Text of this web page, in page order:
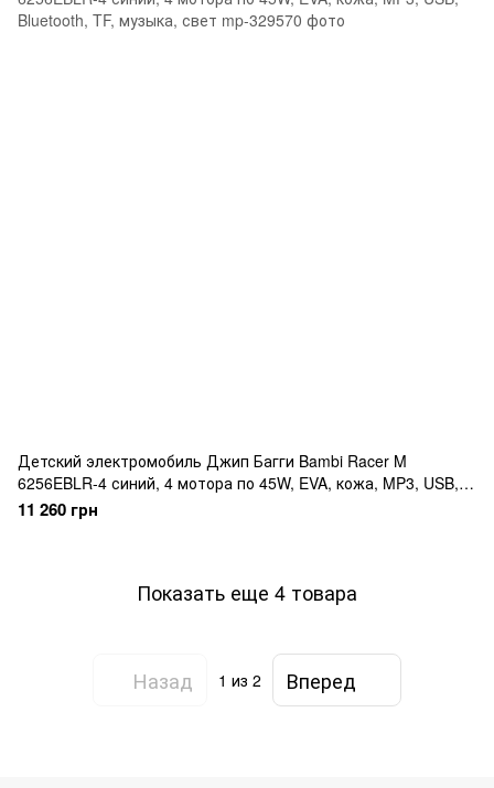
Детский электромобиль Джип Багги Bambi Racer M
6256EBLR-4 синий, 4 мотора по 45W, EVA, кожа, MP3, USB,
Bluetooth, TF, музыка, свет
11 260 грн
Показать еще 4 товара
Назад 1 из 2 Вперед